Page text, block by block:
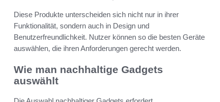
Diese Produkte unterscheiden sich nicht nur in ihrer
Funktionalität, sondern auch in Design und
Benutzerfreundlichkeit. Nutzer können so die besten Geräte
auswählen, die ihren Anforderungen gerecht werden.
Wie man nachhaltige Gadgets
auswählt